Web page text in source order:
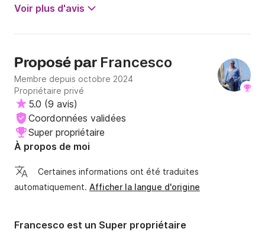
quai de Talamone, où le bateau rentrait à peine, et en
Voir plus d'avis
Proposé par Francesco
Membre depuis octobre 2024
Propriétaire privé
5.0 (9 avis)
Coordonnées validées
Super propriétaire
À propos de moi
Certaines informations ont été traduites
automatiquement. Afficher la langue d'origine
Francesco est un Super propriétaire